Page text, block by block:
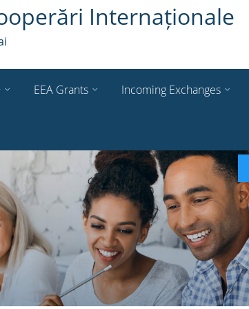
Internaționale
EEA Grants Incoming Exchanges